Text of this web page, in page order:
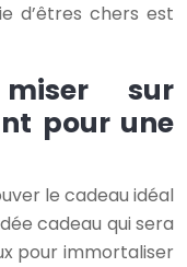
d’êtres chers est
sur
pour une
le cadeau idéal
cadeau qui sera
pour immortaliser